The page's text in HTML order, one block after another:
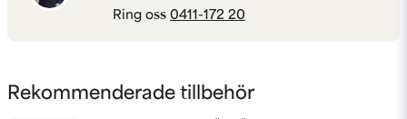
Ring oss 0411-172 20
Rekommenderade tillbehör